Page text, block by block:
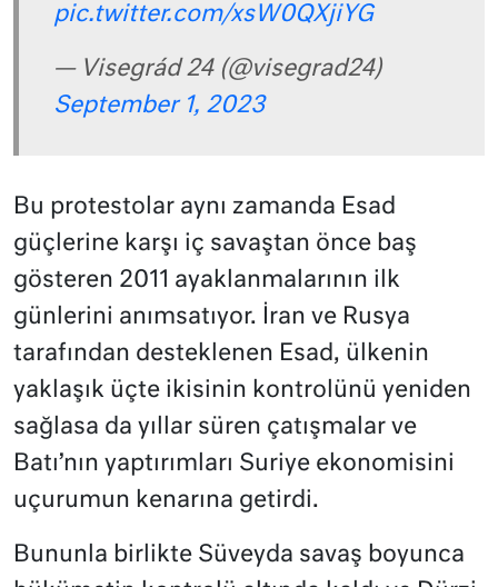
pic.twitter.com/xsW0QXjiYG
— Visegrád 24 (@visegrad24)
September 1, 2023
Bu protestolar aynı zamanda Esad
güçlerine karşı iç savaştan önce baş
gösteren 2011 ayaklanmalarının ilk
günlerini anımsatıyor. İran ve Rusya
tarafından desteklenen Esad, ülkenin
yaklaşık üçte ikisinin kontrolünü yeniden
sağlasa da yıllar süren çatışmalar ve
Batı’nın yaptırımları Suriye ekonomisini
uçurumun kenarına getirdi.
Bununla birlikte Süveyda savaş boyunca